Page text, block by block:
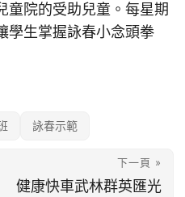
童院的受助兒童。每星期
學生掌握詠春小念頭拳
詠春示範
下一頁 »
健康快車武林群英匯光